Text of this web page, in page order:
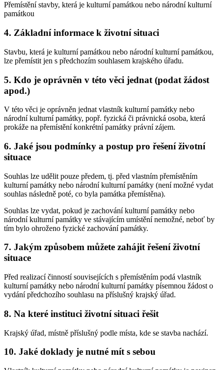
Přemístění stavby, která je kulturní památkou nebo národní kulturní
památkou
4. Základní informace k životní situaci
Stavbu, která je kulturní památkou nebo národní kulturní památkou,
lze přemístit jen s předchozím souhlasem krajského úřadu.
5. Kdo je oprávněn v této věci jednat (podat žádost
apod.)
V této věci je oprávněn jednat vlastník kulturní památky nebo
národní kulturní památky, popř. fyzická či právnická osoba, která
prokáže na přemístění konkrétní památky právní zájem.
6. Jaké jsou podmínky a postup pro řešení životní
situace
Souhlas lze udělit pouze předem, tj. před vlastním přemístěním
kulturní památky nebo národní kulturní památky (není možné vydat
souhlas následně poté, co byla památka přemístěna).
Souhlas lze vydat, pokud je zachování kulturní památky nebo
národní kulturní památky ve stávajícím umístění nemožné, neboť by
tím bylo ohroženo fyzické zachování památky.
7. Jakým způsobem můžete zahájit řešení životní
situace
Před realizací činností souvisejících s přemístěním podá vlastník
kulturní památky nebo národní kulturní památky písemnou žádost o
vydání předchozího souhlasu na příslušný krajský úřad.
8. Na které instituci životní situaci řešit
Krajský úřad, místně příslušný podle místa, kde se stavba nachází.
10. Jaké doklady je nutné mít s sebou